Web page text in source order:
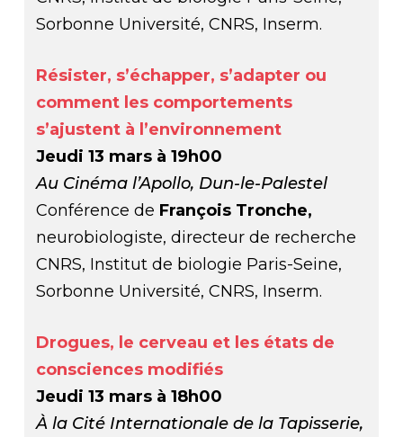
Sorbonne Université, CNRS, Inserm.
Résister, s’échapper, s’adapter ou
comment les comportements
s’ajustent à l’environnement
Jeudi 13 mars à 19h00
Au Cinéma l’Apollo, Dun-le-Palestel
Conférence de François Tronche,
neurobiologiste, directeur de recherche
CNRS, Institut de biologie Paris-Seine,
Sorbonne Université, CNRS, Inserm.
Drogues, le cerveau et les états de
consciences modifiés
Jeudi 13 mars à 18h00
À la Cité Internationale de la Tapisserie,